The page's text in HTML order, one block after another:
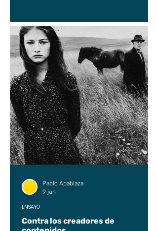
Contra los creadores de
ENSAYO
Pablo Apablaza
9 jun